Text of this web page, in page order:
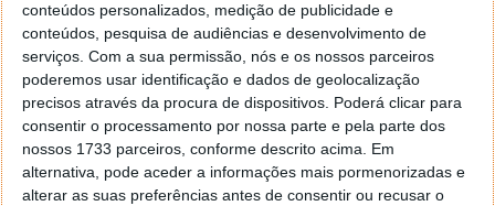
conteúdos personalizados, medição de publicidade e
conteúdos, pesquisa de audiências e desenvolvimento de
serviços. Com a sua permissão, nós e os nossos parceiros
poderemos usar identificação e dados de geolocalização
precisos através da procura de dispositivos. Poderá clicar para
consentir o processamento por nossa parte e pela parte dos
nossos 1733 parceiros, conforme descrito acima. Em
alternativa, pode aceder a informações mais pormenorizadas e
alterar as suas preferências antes de consentir ou recusar o